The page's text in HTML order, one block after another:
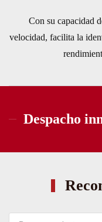
Con su capacidad
velocidad, facilita la
Despacho
Búsqueda